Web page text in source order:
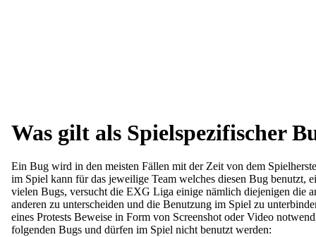
Was gilt als Spielspezifischer
Ein Bug wird in den meisten Fällen mit der Zeit von dem
im Spiel kann für das jeweilige Team welches diesen Bug benutzt,
vielen Bugs, versucht die EXG Liga einige nämlich diejenigen die
anderen zu unterscheiden und die Benutzung im Spiel zu
eines Protests Beweise in Form von Screenshot oder Video
folgenden Bugs und dürfen im Spiel nicht benutzt werden: